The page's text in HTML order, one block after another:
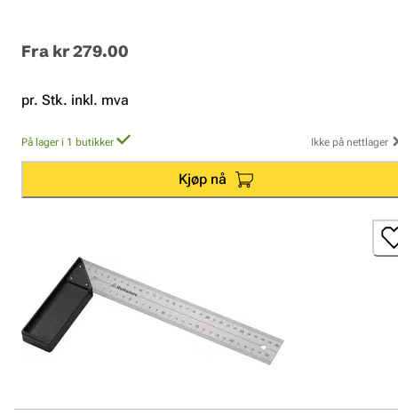
Fra kr 279.00
pr. Stk. inkl. mva
På lager i 1 butikker Ikke på nettlager
Kjøp nå